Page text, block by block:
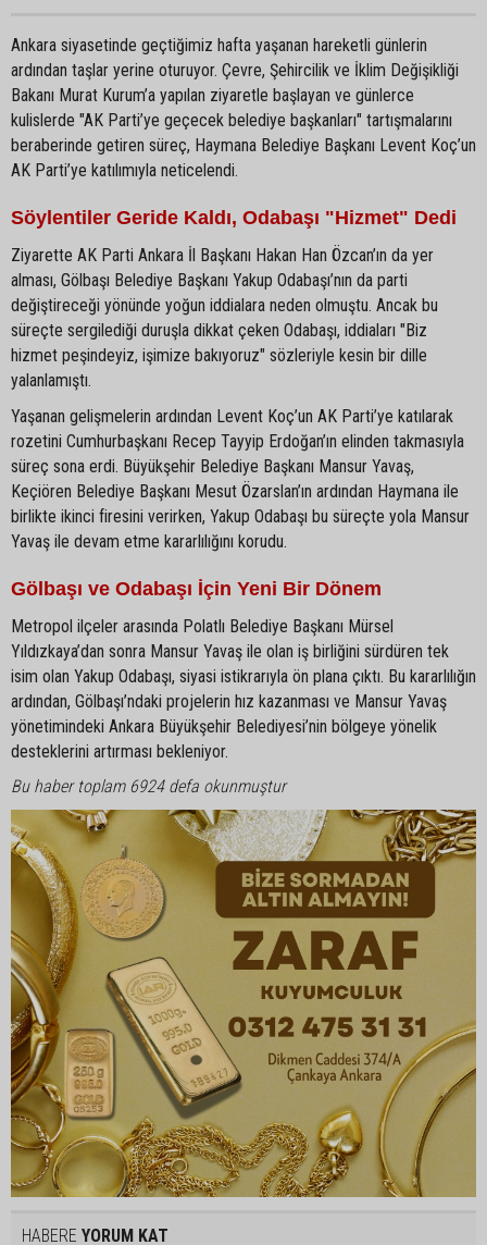
Ankara siyasetinde geçtiğimiz hafta yaşanan hareketli günlerin
ardından taşlar yerine oturuyor. Çevre, Şehircilik ve İklim Değişikliği
Bakanı Murat Kurum’a yapılan ziyaretle başlayan ve günlerce
kulislerde "AK Parti’ye geçecek belediye başkanları" tartışmalarını
beraberinde getiren süreç, Haymana Belediye Başkanı Levent Koç’un
AK Parti’ye katılımıyla neticelendi.
Söylentiler Geride Kaldı, Odabaşı "Hizmet" Dedi
Ziyarette AK Parti Ankara İl Başkanı Hakan Han Özcan’ın da yer
alması, Gölbaşı Belediye Başkanı Yakup Odabaşı’nın da parti
değiştireceği yönünde yoğun iddialara neden olmuştu. Ancak bu
süreçte sergilediği duruşla dikkat çeken Odabaşı, iddiaları "Biz
hizmet peşindeyiz, işimize bakıyoruz" sözleriyle kesin bir dille
yalanlamıştı.
Yaşanan gelişmelerin ardından Levent Koç’un AK Parti’ye katılarak
rozetini Cumhurbaşkanı Recep Tayyip Erdoğan’ın elinden takmasıyla
süreç sona erdi. Büyükşehir Belediye Başkanı Mansur Yavaş,
Keçiören Belediye Başkanı Mesut Özarslan’ın ardından Haymana ile
birlikte ikinci firesini verirken, Yakup Odabaşı bu süreçte yola Mansur
Yavaş ile devam etme kararlılığını korudu.
Gölbaşı ve Odabaşı İçin Yeni Bir Dönem
Metropol ilçeler arasında Polatlı Belediye Başkanı Mürsel
Yıldızkaya’dan sonra Mansur Yavaş ile olan iş birliğini sürdüren tek
isim olan Yakup Odabaşı, siyasi istikrarıyla ön plana çıktı. Bu kararlılığın
ardından, Gölbaşı’ndaki projelerin hız kazanması ve Mansur Yavaş
yönetimindeki Ankara Büyükşehir Belediyesi’nin bölgeye yönelik
desteklerini artırması bekleniyor.
Bu haber toplam 6924 defa okunmuştur
HABERE YORUM KAT